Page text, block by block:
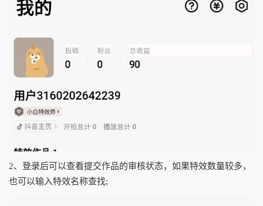
2、登录后可以查看提交作品的审核状态，如果特效数量较多，
也可以输入特效名称查找;